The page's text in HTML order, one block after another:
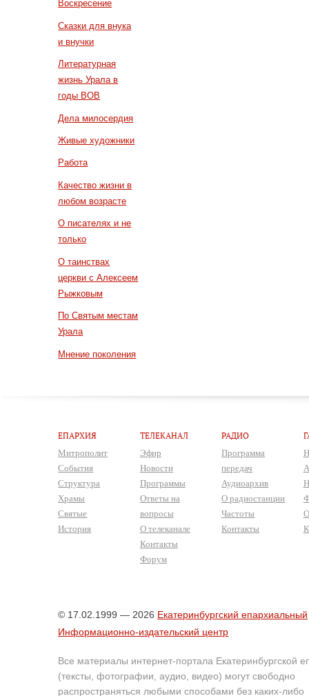
Воскресение
Сказки для внука
и внучки
Литературная
жизнь Урала в
годы ВОВ
Дела милосердия
Живые художники
Работа
Качество жизни в
любом возрасте
О писателях и не
только
О таинствах
церкви с Алексеем
Рыжковым
По Святым местам
Урала
Мнение поколения
ЕПАРХИЯ
Митрополит
События
Структура
Храмы
Святые
История
ТЕЛЕКАНАЛ
Эфир
Новости
Программы
Ответы на
вопросы
О телеканале
Контакты
Форум
РАДИО
Программа
передач
Аудиоархив
О радиостанции
Частоты
Контакты
© 17.02.1999 — 2026 Екатеринбургский епархиальный
Информационно-издательский центр
Все материалы интернет-портала Екатеринбургской
(тексты, фотографии, аудио, видео) могут свободно
распространяться любыми способами без каких-либо